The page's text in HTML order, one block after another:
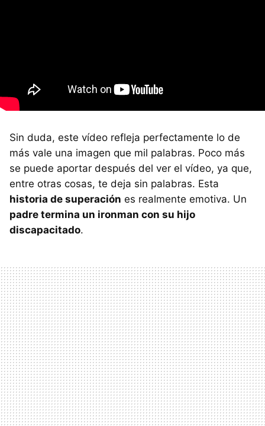
Sin duda, este vídeo refleja perfectamente lo de
más vale una imagen que mil palabras. Poco más
se puede aportar después del ver el vídeo, ya que,
entre otras cosas, te deja sin palabras. Esta
historia de superación es realmente emotiva. Un
padre termina un ironman con su hijo
discapacitado.